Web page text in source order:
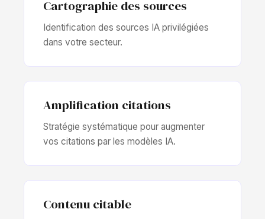
Cartographie des sources
Identification des sources IA privilégiées
dans votre secteur.
Amplification citations
Stratégie systématique pour augmenter
vos citations par les modèles IA.
Contenu citable